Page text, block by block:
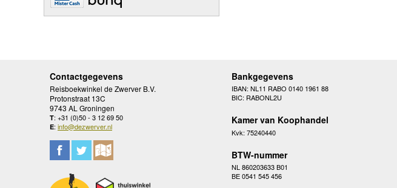
Contactgegevens
Reisboekwinkel de Zwerver B.V.
Protonstraat 13C
9743 AL Groningen
T: +31 (0)50 - 3 12 69 50
E: info@dezwerver.nl
Bankgegevens
IBAN: NL11 RABO 0140 1961 88
BIC: RABONL2U
Kamer van Koophandel
Kvk: 75240440
BTW-nummer
NL 860203633 B01
BE 0541 545 456